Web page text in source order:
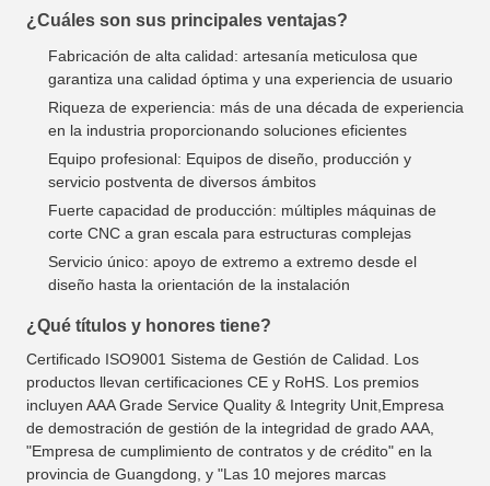
¿Cuáles son sus principales ventajas?
Fabricación de alta calidad: artesanía meticulosa que
garantiza una calidad óptima y una experiencia de usuario
Riqueza de experiencia: más de una década de experiencia
en la industria proporcionando soluciones eficientes
Equipo profesional: Equipos de diseño, producción y
servicio postventa de diversos ámbitos
Fuerte capacidad de producción: múltiples máquinas de
corte CNC a gran escala para estructuras complejas
Servicio único: apoyo de extremo a extremo desde el
diseño hasta la orientación de la instalación
¿Qué títulos y honores tiene?
Certificado ISO9001 Sistema de Gestión de Calidad. Los
productos llevan certificaciones CE y RoHS. Los premios
incluyen AAA Grade Service Quality & Integrity Unit,Empresa
de demostración de gestión de la integridad de grado AAA,
"Empresa de cumplimiento de contratos y de crédito" en la
provincia de Guangdong, y "Las 10 mejores marcas